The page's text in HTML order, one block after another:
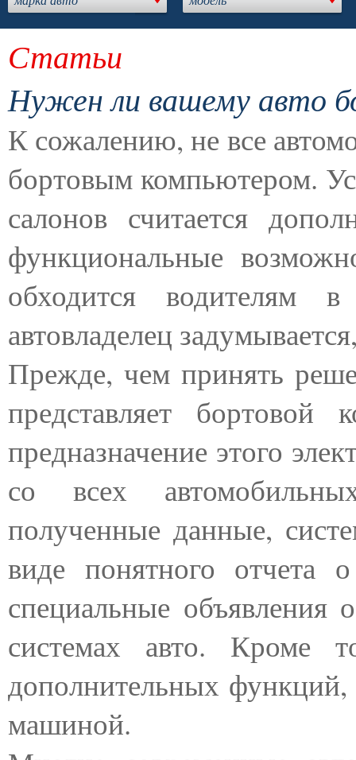
Статьи
Нужен ли вашему авто
К сожалению, не все
бортовым компьютером.
салонов считается
функциональные
обходится
автовладелец
Прежде, чем принять
представляет бортовой
предназначение этого
со всех
полученные данные,
виде понятного отчета
специальные объявления
системах авто. Кроме
дополнительных
машиной.